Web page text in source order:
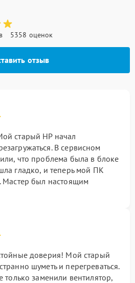
5358 оценок
отзыв
старый HP начал
В сервисном
что проблема была в блоке
гладко, и теперь мой ПК
Мастер был настоящим
доверия! Мой старый
шуметь и перегреваться.
только заменили вентилятор,